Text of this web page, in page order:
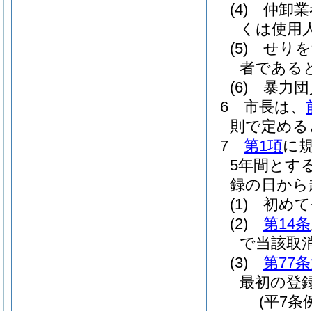
(4)
仲卸
くは使用
(5)
せり
者である
(6)
暴力
6
市長は、
則で定め
7
第1項に
5年間とす
録の日か
(1)
初め
(2)
第14条
で当該取
(3)
第77
最初の登
(平7条